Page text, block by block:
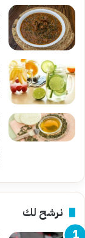
نرشح لك